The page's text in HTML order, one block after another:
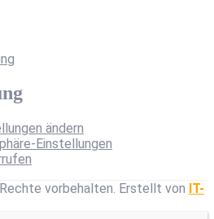
ändern
Einstellungen
vorbehalten. Erstellt von IT-